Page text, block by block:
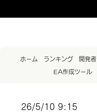
ホーム ランキング 開発者
EA作成ツール
26/5/10 9:15